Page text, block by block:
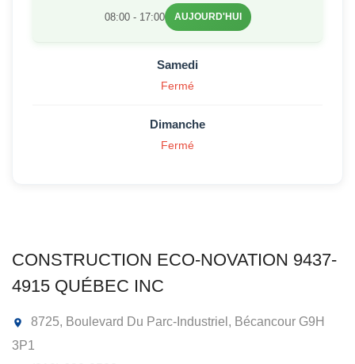
08:00 - 17:00 AUJOURD'HUI
Samedi
Fermé
Dimanche
Fermé